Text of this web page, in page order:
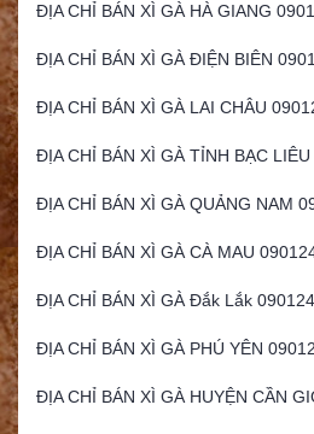
ĐỊA CHỈ BÁN XÌ GÀ HÀ GIANG
ĐỊA CHỈ BÁN XÌ GÀ ĐIỆN BIÊN
ĐỊA CHỈ BÁN XÌ GÀ LAI CHÂU
ĐỊA CHỈ BÁN XÌ GÀ TỈNH BẠC
ĐỊA CHỈ BÁN XÌ GÀ QUẢNG NAM
ĐỊA CHỈ BÁN XÌ GÀ CÀ MAU
ĐỊA CHỈ BÁN XÌ GÀ Đắk Lắk
ĐỊA CHỈ BÁN XÌ GÀ PHÚ YÊN
ĐỊA CHỈ BÁN XÌ GÀ HUYỆN CẦN